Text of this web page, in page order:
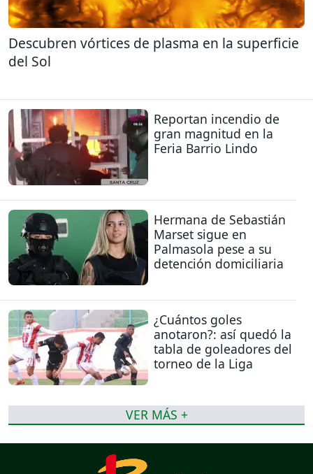
Descubren vórtices de plasma en la superficie
del Sol
Reportan incendio de
gran magnitud en la
Feria Barrio Lindo
Hermana de Sebastián
Marset sigue en
Palmasola pese a su
detención domiciliaria
¿Cuántos goles
anotaron?: así quedó la
tabla de goleadores del
torneo de la Liga
VER MÁS +